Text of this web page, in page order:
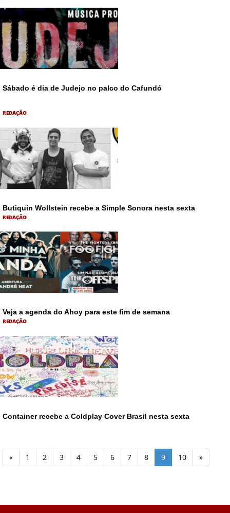
Sábado é dia de Judejo no palco do Cafundó
REDAÇÃO
Butiquin Wollstein recebe a Simple Sonora nesta sexta
REDAÇÃO
Veja a agenda do Ahoy para este fim de semana
REDAÇÃO
Container recebe a Coldplay Cover Brasil nesta sexta
« 1 2 3 4 5 6 7 8 9 10 »